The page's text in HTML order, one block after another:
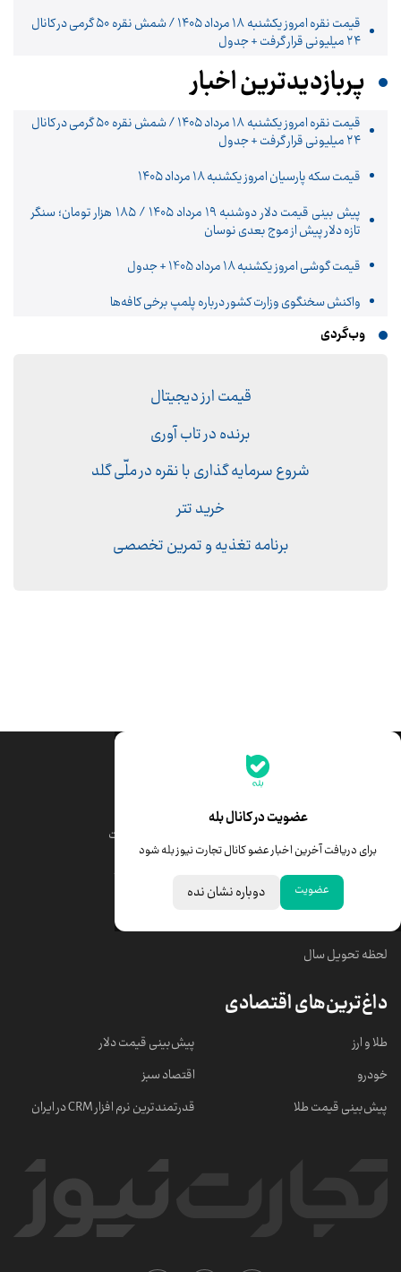
قیمت نقره امروز یکشنبه ۱۸ مرداد ۱۴۰۵ / شمش نقره ۵۰ گرمی در کانال
۲۴ میلیونی قرار گرفت + جدول
پربازدیدترین اخبار
قیمت نقره امروز یکشنبه ۱۸ مرداد ۱۴۰۵ / شمش نقره ۵۰ گرمی در کانال
۲۴ میلیونی قرار گرفت + جدول
قیمت سکه پارسیان امروز یکشنبه ۱۸ مرداد ۱۴۰۵
پیش‌ بینی قیمت دلار دوشنبه ۱۹ مرداد ۱۴۰۵ / ۱۸۵ هزار تومان؛ سنگر
تازه دلار پیش از موج بعدی نوسان
قیمت گوشی امروز یکشنبه 18 مرداد 1405 + جدول
واکنش سخنگوی وزارت کشور درباره پلمپ برخی کافه‌ها
وب‌گردی
قیمت ارز دیجیتال
برنده در تاب آوری
شروع سرمایه گذاری با نقره در ملّی گلد
خرید تتر
برنامه تغذیه و تمرین تخصصی
عضویت در کانال بله
برای دریافت آخرین اخبار عضو کانال تجارت نیوز بله شود
عضویت دوباره نشان نده
جدیدترین قیمت‌ها
قیمت درهم امارات
خبرهای مهم
لحظه تحویل سال
داغ‌ترین‌های اقتصادی
طلا و ارز
خودرو
پیش‌بینی قیمت طلا
پیش‌بینی قیمت دلار
اقتصاد سبز
قدرتمندترین نرم‌ افزار CRM در ایران